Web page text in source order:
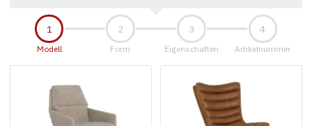
Modell Form Eigenschaften Artikelnummer